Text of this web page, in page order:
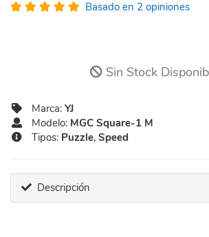
Basado en 2 opiniones
Sin Stock
Marca: YJ
Modelo: MGC Square-1 M
Tipos: Puzzle, Speed
Descripción